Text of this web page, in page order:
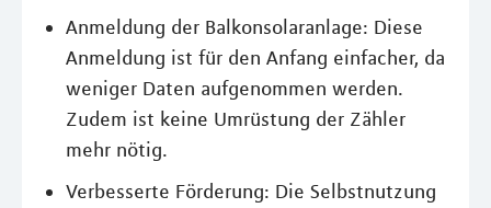
Anmeldung der Balkonsolaranlage: Diese
Anmeldung ist für den Anfang einfacher, da
weniger Daten aufgenommen werden.
Zudem ist keine Umrüstung der Zähler
mehr nötig.
Verbesserte Förderung: Die Selbstnutzung